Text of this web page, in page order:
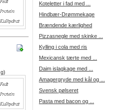
Vi har nu oprettet et mad forum,
hvor i kan dele jeres erfaringer.
Log på med dine oplysninger fra
Madopskrifter.nu.
Gå til forum
Indkøbsliste på SMS
på SMS.
For at benytte SMS funktionen,
Koteletter i fad med ...
Hindbær-Drømmekage
Brændende kærlighed
Pizzasnegle med skinke ...
Kylling i cola med ris
Mexicansk tærte med ...
Daim islagkage med ...
Amagergryde med kål og ...
Svensk pølseret
Pasta med bacon og ...